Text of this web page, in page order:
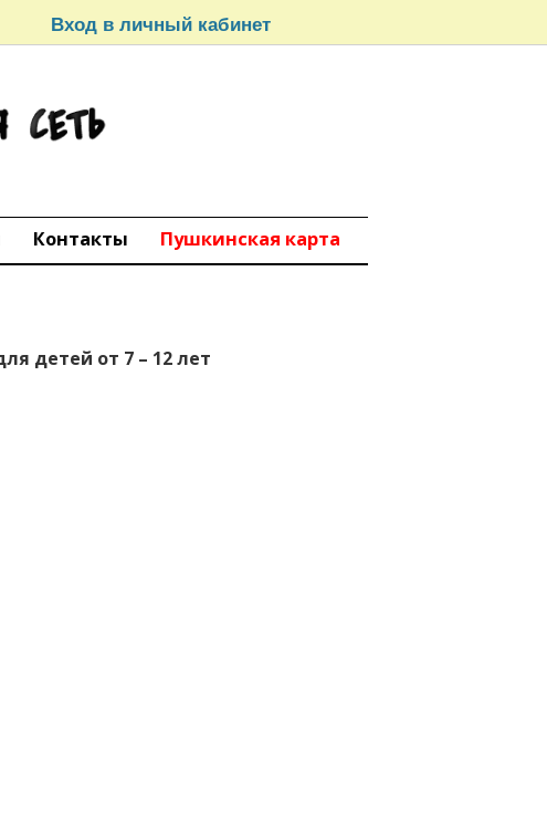
Вход в личный кабинет
Контакты Пушкинская карта
детей от 7 – 12 лет